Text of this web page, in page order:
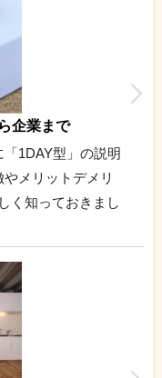
企業まで
1DAY型」の説明
メリットデメリ
く知っておきまし